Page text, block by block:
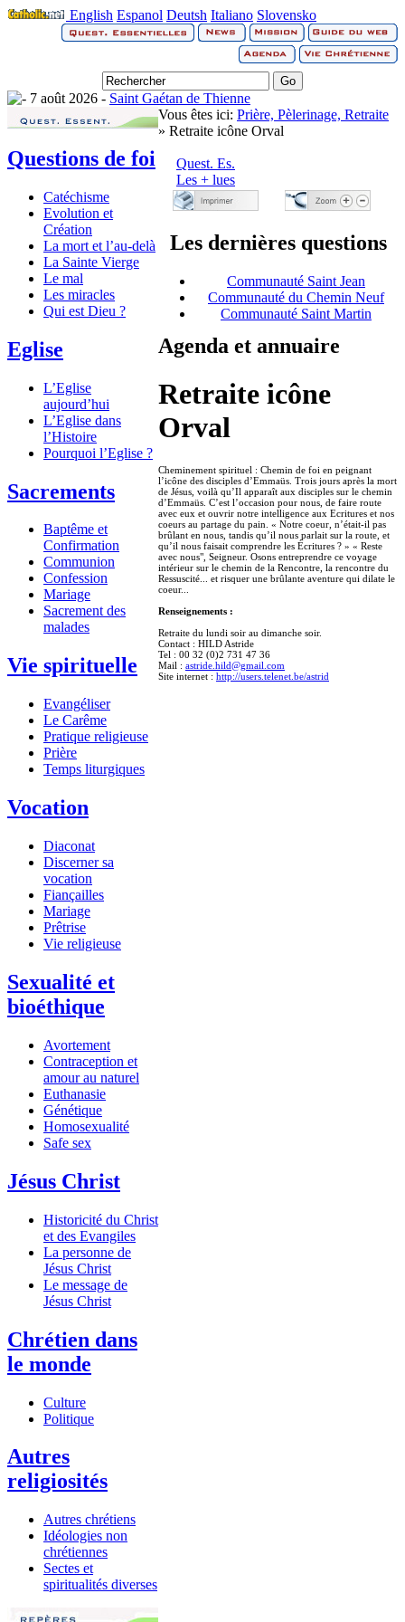
English Espanol Deutsh Italiano Slovensko
7 août 2026 - Saint Gaétan de Thienne
Questions de foi
Catéchisme
Evolution et
Création
La mort et l’au-delà
La Sainte Vierge
Le mal
Les miracles
Qui est Dieu ?
Eglise
L’Eglise
aujourd’hui
L’Eglise dans
l’Histoire
Pourquoi l’Eglise ?
Sacrements
Baptême et
Confirmation
Communion
Confession
Mariage
Sacrement des
malades
Vie spirituelle
Evangéliser
Le Carême
Pratique religieuse
Prière
Temps liturgiques
Vocation
Diaconat
Discerner sa
vocation
Fiançailles
Mariage
Prêtrise
Vie religieuse
Sexualité et
bioéthique
Avortement
Contraception et
amour au naturel
Euthanasie
Génétique
Homosexualité
Safe sex
Jésus Christ
Historicité du Christ
et des Evangiles
La personne de
Jésus Christ
Le message de
Jésus Christ
Chrétien dans
le monde
Culture
Politique
Autres
religiosités
Autres chrétiens
Idéologies non
chrétiennes
Sectes et
spiritualités diverses
Vous êtes ici: Prière, Pèlerinage, Retraite
» Retraite icône Orval
Quest. Es.
Les + lues
Les dernières questions
Communauté Saint Jean
Communauté du Chemin Neuf
Communauté Saint Martin
Agenda et annuaire
Retraite icône
Orval
Cheminement spirituel : Chemin de foi en peignant
l’icône des disciples d’Emmaüs. Trois jours après la mort
de Jésus, voilà qu’Il apparaît aux disciples sur le chemin
d’Emmaüs. C’est l’occasion pour nous, de faire route
avec eux et ouvrir notre intelligence aux Ecritures et nos
coeurs au partage du pain. « Notre coeur, n’était-il pas
brûlant en nous, tandis qu’il nous parlait sur la route, et
qu’il nous faisait comprendre les Écritures ? » « Reste
avec nous", Seigneur. Osons entreprendre ce voyage
intérieur sur le chemin de la Rencontre, la rencontre du
Ressuscité... et risquer une brûlante aventure qui dilate le
coeur...
Renseignements :
Retraite du lundi soir au dimanche soir.
Contact : HILD Astride
Tel : 00 32 (0)2 731 47 36
Mail : astride.hild@gmail.com
Site internet : http://users.telenet.be/astrid